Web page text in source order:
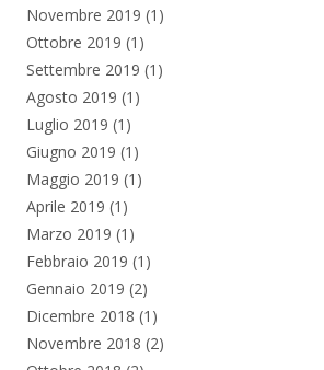
Novembre 2019 (1)
Ottobre 2019 (1)
Settembre 2019 (1)
Agosto 2019 (1)
Luglio 2019 (1)
Giugno 2019 (1)
Maggio 2019 (1)
Aprile 2019 (1)
Marzo 2019 (1)
Febbraio 2019 (1)
Gennaio 2019 (2)
Dicembre 2018 (1)
Novembre 2018 (2)